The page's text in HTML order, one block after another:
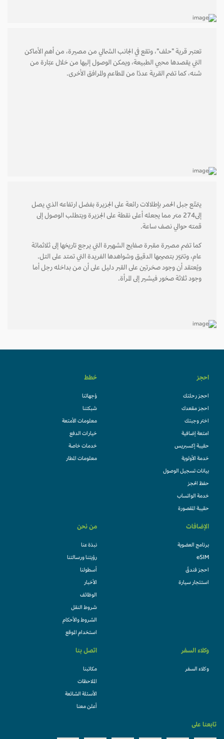
تعتبر قرية "حلف"، وتقع في الجانب الشمالي من مصيرة، من أهم الأماكن
التي يقصدها محبي الطبيعة، ويمكن الوصول إليها من خلال عبّارة من
شنه، كما تضم القرية عددًا من المطاعم والمرافق الأخرى.
يتمتّع جبل الحمر بإطلالات رائعة على الجزيرة بفضل ارتفاعه الذي يصل
إلى274 متر مما يجعله أعلى نقطة على الجزيرة ويتطلب الوصول إلى
قمته حوالي نصف ساعة.
كما تضم مصيرة مقبرة صفايج الشهيرة التي يرجع تاريخها إلى ثلاثمائة
عام، وتتميّز بتصميمها الدقيق وشواهدها الفريدة التي تمتد على التل.
ويُعتقد أن وجود صخرتين على القبر دليل على أن من بداخله رجل أما
وجود ثلاثة صخور فيشير إلى المرأة.
احجز
احجز رحلتك
احجز مقعدك
اختر وجبتك
امتعة إضافية
حقيبة إكسبريس
خدمة الأولوية
بيانات تسجيل الوصول
حفظ الحجز
خدمة الواتساب
حقيبة المقصورة
خطط
وُجهاتنا
شبكتنا
معلومات الأمتعة
خيارات الدفع
خدمات خاصة
معلومات المطار
الإضافات
برنامج العضوية
eSIM
احجز فندقً
استئجار سيارة
من نحن
نبذة عنا
رؤيتنا ورسالتنا
أسطولنا
الأخبار
الوظائف
شروط النقل
الشروط والأحكام
استخدام الموقع
وكلاء السفر
وكلاء السفر
اتصل بنا
مكاتبنا
الملاحظات
الأسئلة الشائعة
أعلن معنا
تابعنا على